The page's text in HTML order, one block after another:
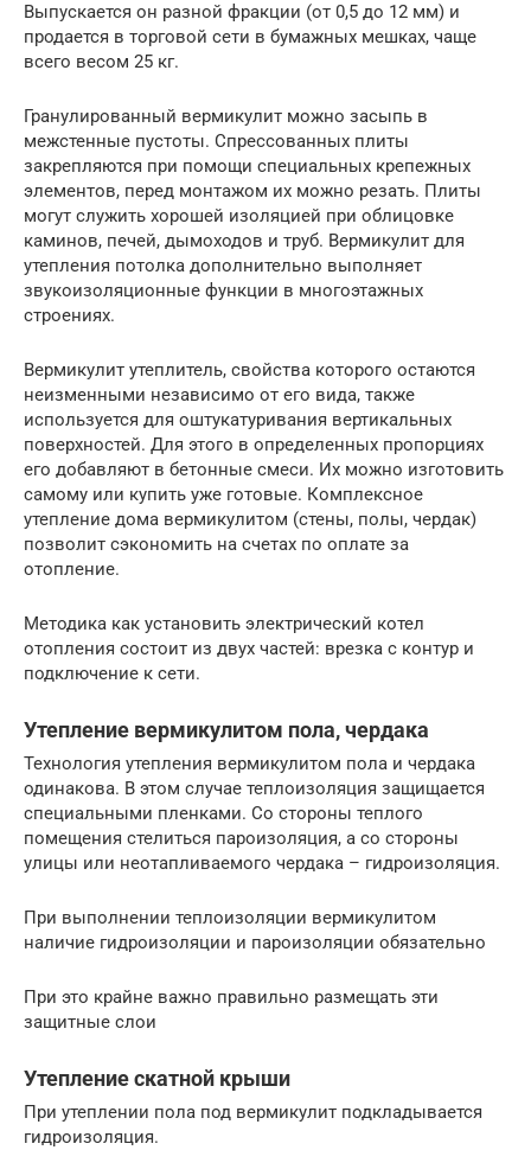
Выпускается он разной фракции (от 0,5 до 12 мм) и
продается в торговой сети в бумажных мешках, чаще
всего весом 25 кг.
Гранулированный вермикулит можно засыпь в
межстенные пустоты. Спрессованных плиты
закрепляются при помощи специальных крепежных
элементов, перед монтажом их можно резать. Плиты
могут служить хорошей изоляцией при облицовке
каминов, печей, дымоходов и труб. Вермикулит для
утепления потолка дополнительно выполняет
звукоизоляционные функции в многоэтажных
строениях.
Вермикулит утеплитель, свойства которого остаются
неизменными независимо от его вида, также
используется для оштукатуривания вертикальных
поверхностей. Для этого в определенных пропорциях
его добавляют в бетонные смеси. Их можно изготовить
самому или купить уже готовые. Комплексное
утепление дома вермикулитом (стены, полы, чердак)
позволит сэкономить на счетах по оплате за
отопление.
Методика как установить электрический котел
отопления состоит из двух частей: врезка с контур и
подключение к сети.
Утепление вермикулитом пола, чердака
Технология утепления вермикулитом пола и чердака
одинакова. В этом случае теплоизоляция защищается
специальными пленками. Со стороны теплого
помещения стелиться пароизоляция, а со стороны
улицы или неотапливаемого чердака – гидроизоляция.
При выполнении теплоизоляции вермикулитом
наличие гидроизоляции и пароизоляции обязательно
При это крайне важно правильно размещать эти
защитные слои
Утепление скатной крыши
При утеплении пола под вермикулит подкладывается
гидроизоляция.